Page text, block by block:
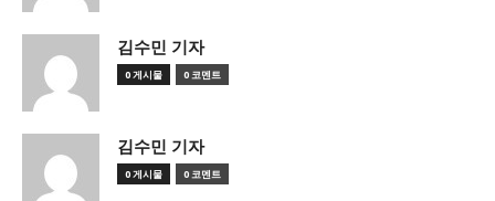
김수민 기자
0 게시물 0 코멘트
김수민 기자
0 게시물 0 코멘트